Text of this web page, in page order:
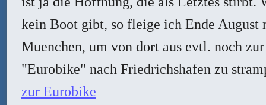
kein Boot gibt, so fleige ich Ende August
Muenchen, um von dort aus evtl. noch zur
"Eurobike" nach Friedrichshafen zu
zur Eurobike